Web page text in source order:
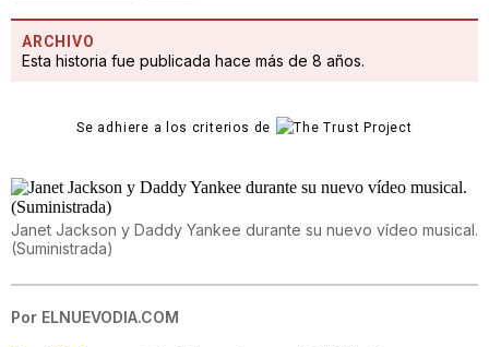
ARCHIVO
Esta historia fue publicada hace más de 8 años.
Se adhiere a los criterios de
Janet Jackson y Daddy Yankee durante su nuevo vídeo musical.
(Suministrada)
Por ELNUEVODIA.COM